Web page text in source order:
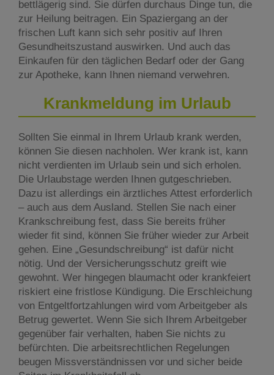
bettlägerig sind. Sie dürfen durchaus Dinge tun, die
zur Heilung beitragen. Ein Spaziergang an der
frischen Luft kann sich sehr positiv auf Ihren
Gesundheitszustand auswirken. Und auch das
Einkaufen für den täglichen Bedarf oder der Gang
zur Apotheke, kann Ihnen niemand verwehren.
Krankmeldung im Urlaub
Sollten Sie einmal in Ihrem Urlaub krank werden,
können Sie diesen nachholen. Wer krank ist, kann
nicht verdienten im Urlaub sein und sich erholen.
Die Urlaubstage werden Ihnen gutgeschrieben.
Dazu ist allerdings ein ärztliches Attest erforderlich
– auch aus dem Ausland. Stellen Sie nach einer
Krankschreibung fest, dass Sie bereits früher
wieder fit sind, können Sie früher wieder zur Arbeit
gehen. Eine „Gesundschreibung“ ist dafür nicht
nötig. Und der Versicherungsschutz greift wie
gewohnt. Wer hingegen blaumacht oder krankfeiert
riskiert eine fristlose Kündigung. Die Erschleichung
von Entgeltfortzahlungen wird vom Arbeitgeber als
Betrug gewertet. Wenn Sie sich Ihrem Arbeitgeber
gegenüber fair verhalten, haben Sie nichts zu
befürchten. Die arbeitsrechtlichen Regelungen
beugen Missverständnissen vor und sicher beide